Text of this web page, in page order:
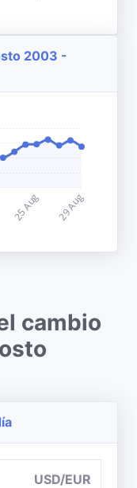
2003 -
cambio
USD/EUR